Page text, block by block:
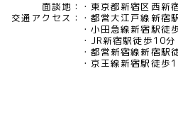
面談地：
東京都新宿区西新
交通アクセス：
都営大江戸線新宿
小田急線新宿駅徒
JR新宿駅徒歩10分
都営新宿線新宿駅
京王線新宿駅徒歩